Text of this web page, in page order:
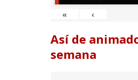
« ‹
Así de
semana